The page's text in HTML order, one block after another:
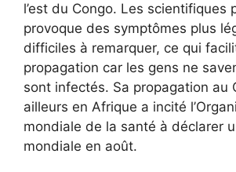
l’est du Congo. Les scientifiques
provoque des symptômes plus
difficiles à remarquer, ce qui
propagation car les gens ne
sont infectés. Sa propagation au
ailleurs en Afrique a incité
mondiale de la santé à déclarer
mondiale en août.